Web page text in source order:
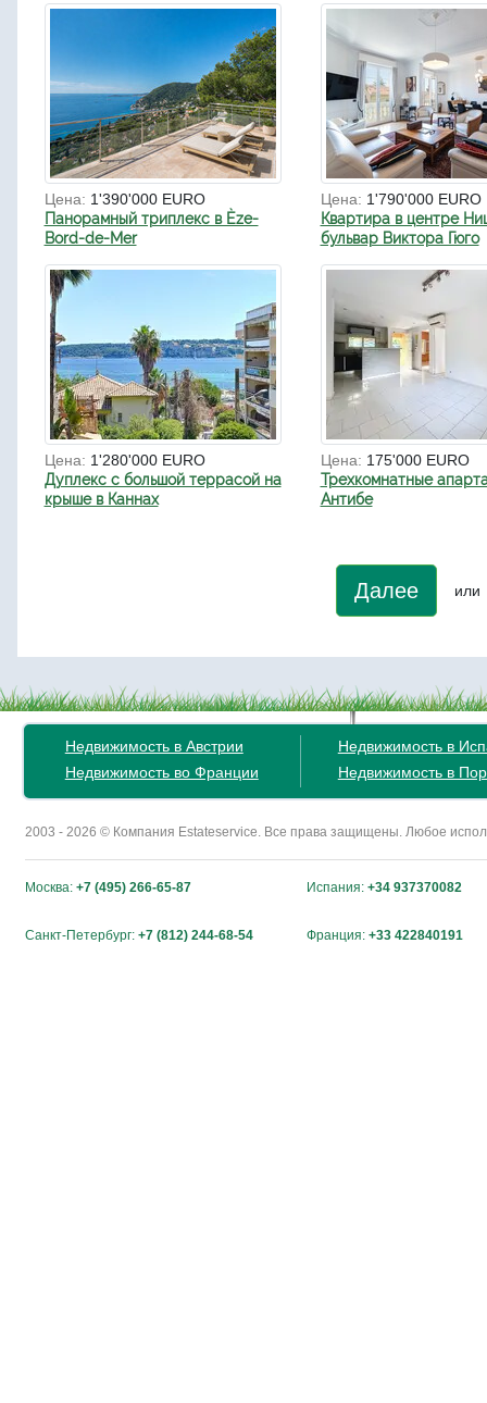
Цена: 1'390'000 EURO
Панорамный триплекс в Èze-
Bord-de-Mer
Цена: 1'790'000 EURO
Квартира в центре
бульвар Виктора Гюго
Цена: 1'280'000 EURO
Дуплекс с большой террасой на
крыше в Каннах
Цена: 175'000 EURO
Трехкомнатные
Антибе
Далее или
Недвижимость в Австрии
Недвижимость во Франции
Недвижимость в
Недвижимость в
2003 - 2026 © Компания Estateservice. Все права защищены. Любое
Москва: +7 (495) 266-65-87 Испания: +34 937370082
Санкт-Петербург: +7 (812) 244-68-54 Франция: +33 422840191